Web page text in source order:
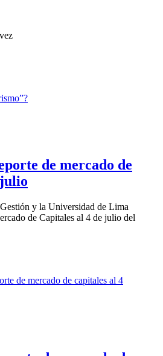
de mercado de
y la Universidad de Lima
de Capitales al 4 de julio del